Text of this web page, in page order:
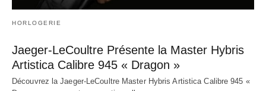
HORLOGERIE
Jaeger-LeCoultre Présente la Master Hybris
Artistica Calibre 945 « Dragon »
Découvrez la Jaeger-LeCoultre Master Hybris Artistica Calibre 945 «